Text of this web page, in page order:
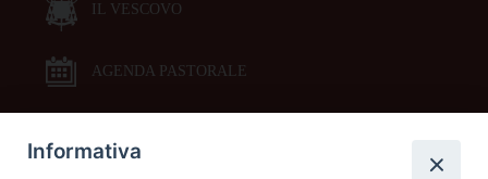
IL VESCOVO
AGENDA PASTORALE
DOCUMENTI PASTORALI
Informativa